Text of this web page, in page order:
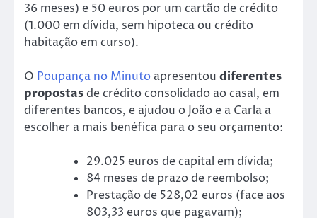
36 meses) e 50 euros por um cartão de crédito
(1.000 em dívida, sem hipoteca ou crédito
habitação em curso).
O Poupança no Minuto apresentou diferentes
propostas de crédito consolidado ao casal, em
diferentes bancos, e ajudou o João e a Carla a
escolher a mais benéfica para o seu orçamento:
29.025 euros de capital em dívida;
84 meses de prazo de reembolso;
Prestação de 528,02 euros (face aos
803,33 euros que pagavam);